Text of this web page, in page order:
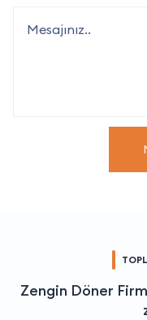
Zengin Döner